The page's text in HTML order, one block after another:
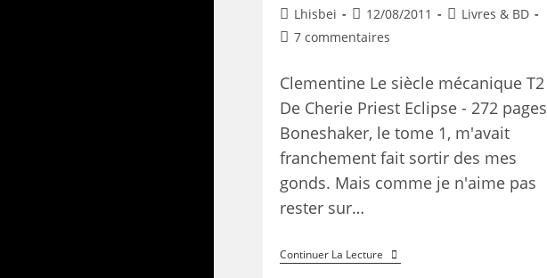
Lhisbei 12/08/2011
Livres & BD
7 commentaires
Clementine Le siècle mécanique T2
De Cherie Priest Eclipse - 272 pages
Boneshaker, le tome 1, m'avait
franchement fait sortir des mes
gonds. Mais comme je n'aime pas
rester sur…
Continuer La Lecture